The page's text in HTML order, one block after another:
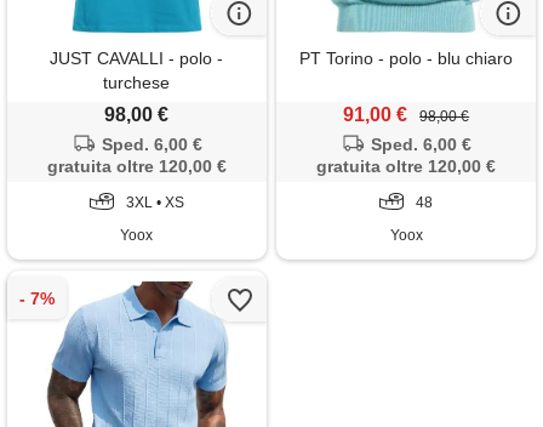
JUST CAVALLI - polo -
turchese
98,00 €
Sped. 6,00 €
gratuita oltre 120,00 €
3XL • XS
Yoox
PT Torino - polo - blu chiaro
91,00 € 98,00 €
Sped. 6,00 €
gratuita oltre 120,00 €
48
Yoox